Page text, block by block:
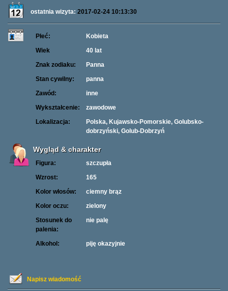
ostatnia wizyta: 2017-02-24 10:13:30
Napisz wiadomość
Płeć:
Kobieta
Wiek
40 lat
Znak zodiaku:
Panna
Stan cywilny:
panna
Zawód:
inne
Wykształcenie:
zawodowe
Lokalizacja:
Polska, Kujawsko-Pomorskie, Golubsko-
dobrzyński, Golub-Dobrzyń
Wygląd & charakter
Figura:
szczupła
Wzrost:
165
Kolor włosów:
ciemny brąz
Kolor oczu:
zielony
Stosunek do
palenia:
nie palę
Alkohol: piję okazyjnie